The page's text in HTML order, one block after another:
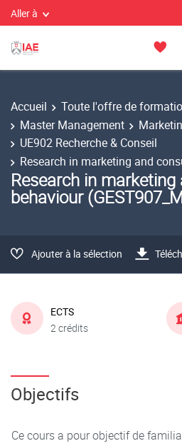
Aller à
Accueil Toute l'offre de
Master Management
UE902 Recherche & Conseil
Research in marketing and
Research in
behaviour
Ajouter à la sélection
ECTS
2 crédits
Objectifs
Ce cours a pour objectif de